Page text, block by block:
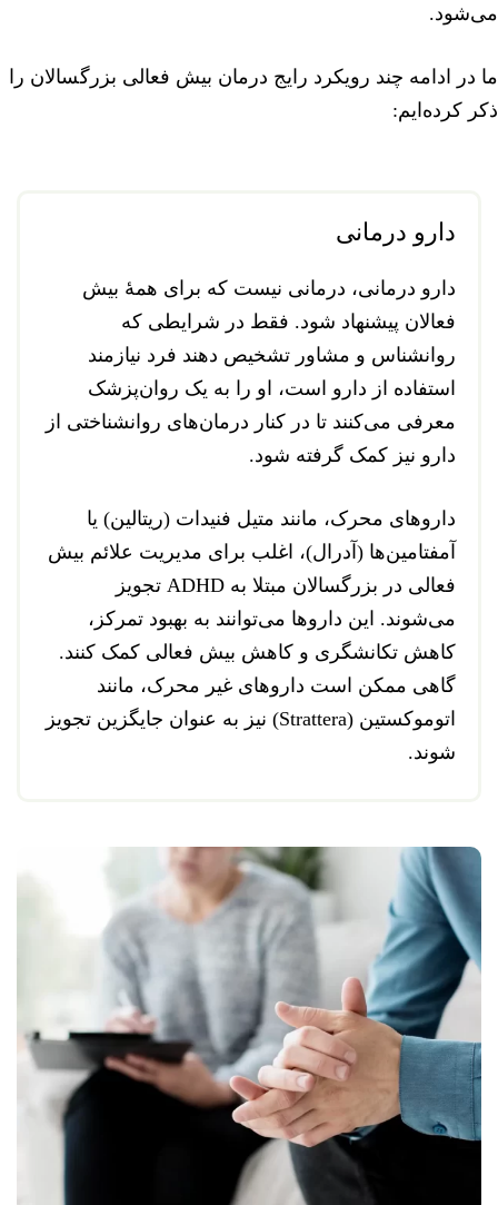
می‌شود.
ما در ادامه چند رویکرد رایج درمان بیش فعالی بزرگسالان را
ذکر کرده‌ایم:
دارو درمانی
دارو درمانی، درمانی نیست که برای همهٔ بیش
فعالان پیشنهاد شود. فقط در شرایطی که
روانشناس و مشاور تشخیص دهند فرد نیازمند
استفاده از دارو است، او را به یک روان‌پزشک
معرفی می‌کنند تا در کنار درمان‌های روانشناختی از
دارو نیز کمک گرفته شود.
داروهای محرک، مانند متیل فنیدات (ریتالین) یا
آمفتامین‌ها (آدرال)، اغلب برای مدیریت علائم بیش
فعالی در بزرگسالان مبتلا به ADHD تجویز
می‌شوند. این داروها می‌توانند به بهبود تمرکز،
کاهش تکانشگری و کاهش بیش فعالی کمک کنند.
گاهی ممکن است داروهای غیر محرک، مانند
اتوموکستین (Strattera) نیز به عنوان جایگزین تجویز
شوند.